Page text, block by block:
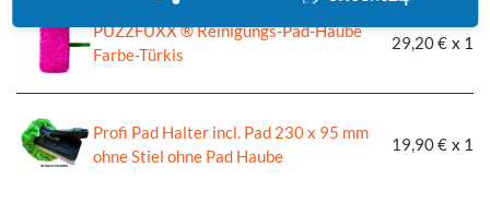
PUZZFUXX ® Reinigungs-Pad-Haube
Farbe-Türkis
29,20 € x 1
Profi Pad Halter incl. Pad 230 x 95 mm
ohne Stiel ohne Pad Haube
19,90 € x 1